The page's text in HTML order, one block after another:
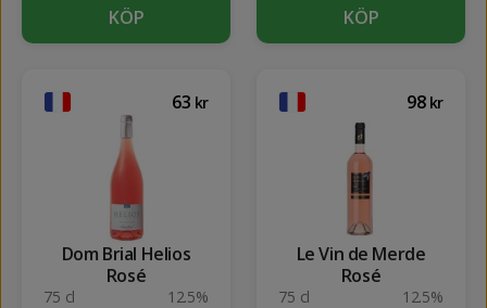
KÖP KÖP
63 kr
Dom Brial Helios
Rosé
75 cl 12.5%
98 kr
Le Vin de Merde
Rosé
75 cl 12.5%